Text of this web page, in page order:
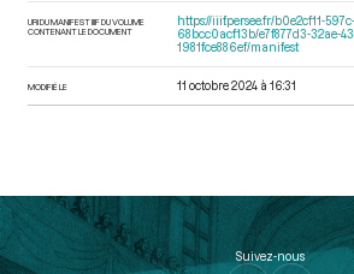
URI DU MANIFEST IIIF DU VOLUME
CONTENANT LE DOCUMENT
https://iiif.persee.fr/b0e2cf11-
68bcc0acf13b/e7f877d3-32ae-
1981fce886ef/manifest
MODIFIÉ LE 11 octobre 2024 à 16:31
Suivez-nous